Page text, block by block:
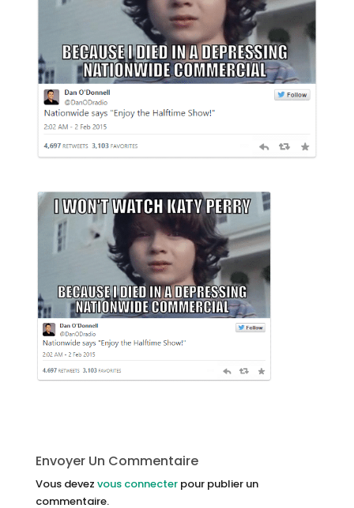
Envoyer Un Commentaire
Vous devez vous connecterpour publier un
commentaire.